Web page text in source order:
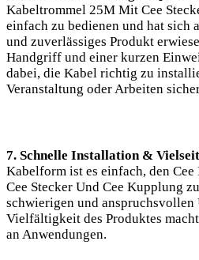
Kabeltrommel 25M Mit Cee
einfach zu bedienen und hat sich
und zuverlässiges Produkt
Handgriff und einer kurzen
dabei, die Kabel richtig zu
Veranstaltung oder Arbeiten
7. Schnelle Installation &
Kabelform ist es einfach, den
Cee Stecker Und Cee Kupplung
schwierigen und anspruchsvollen
Vielfältigkeit des Produktes
an Anwendungen.